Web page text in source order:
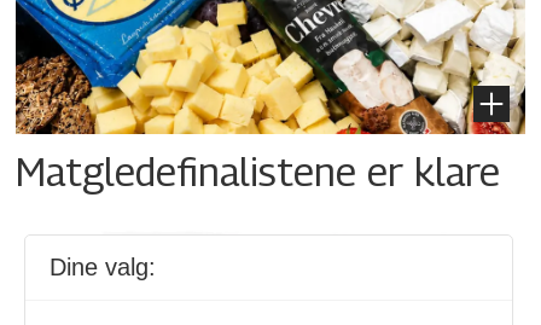
Matgledefinalistene er klare
Dine valg: